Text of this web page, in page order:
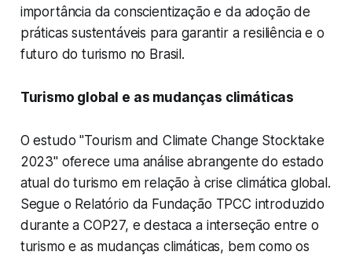
importância da conscientização e da adoção de
práticas sustentáveis para garantir a resiliência e o
futuro do turismo no Brasil.
Turismo global e as mudanças climáticas
O estudo "Tourism and Climate Change Stocktake
2023" oferece uma análise abrangente do estado
atual do turismo em relação à crise climática global.
Segue o Relatório da Fundação TPCC introduzido
durante a COP27, e destaca a interseção entre o
turismo e as mudanças climáticas, bem como os